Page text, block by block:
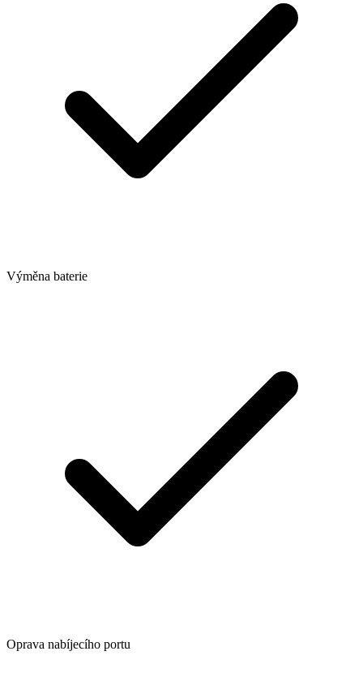
Výměna baterie
Oprava nabíjecího portu